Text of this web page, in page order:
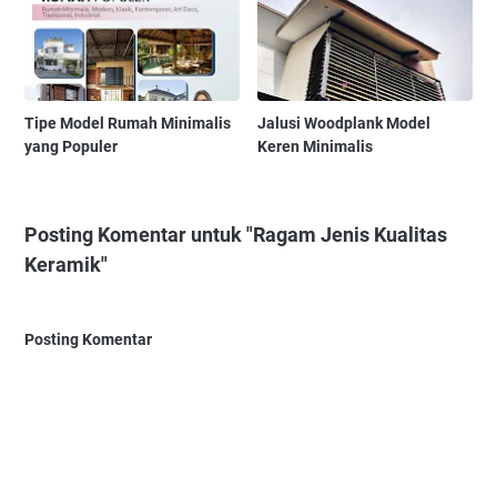
Tipe Model Rumah Minimalis
yang Populer
Jalusi Woodplank Model
Keren Minimalis
Posting Komentar untuk "Ragam Jenis Kualitas
Keramik"
Posting Komentar